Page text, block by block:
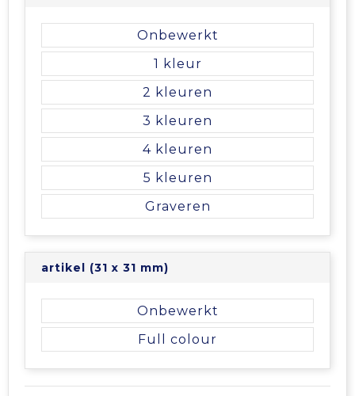
Vrije tijd en Strand
Veiligheidsvesten en Veiligheidshesjes
Gehoorbescherming
Picknicktassen en manden
Reistassen
Rugzakken
Schoenentassen
Schoudertassen
Sporttassen
Onbewerkt
1
2
3
4
5
Graveren
artikel (31 x 31 mm)
Onbewerkt
Full colour